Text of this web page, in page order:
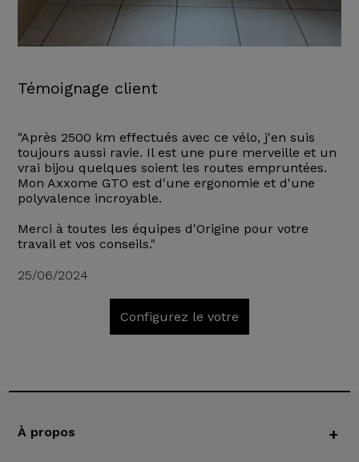
Témoignage client
"Après 2500 km effectués avec ce vélo, j'en suis
toujours aussi ravie. Il est une pure merveille et un
vrai bijou quelques soient les routes empruntées.
Mon Axxome GTO est d'une ergonomie et d'une
polyvalence incroyable.
Merci à toutes les équipes d'Origine pour votre
travail et vos conseils."
25/06/2024
Configurez le votre
À propos +